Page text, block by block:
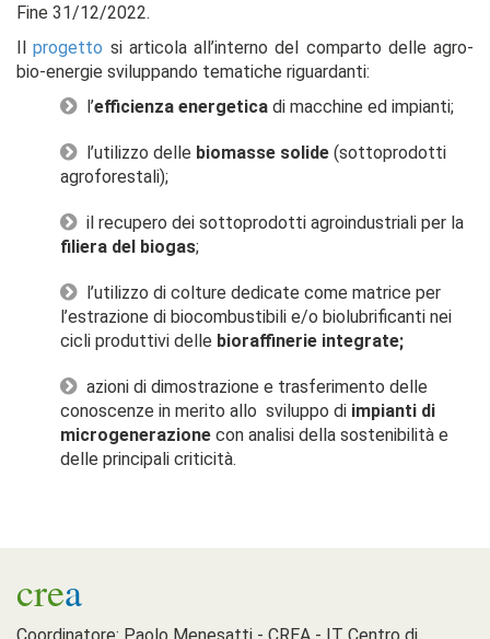
Fine 31/12/2022.
Ilprogetto si articola all’interno del comparto delle agro-
bio-energie sviluppando tematiche riguardanti:
l’efficienza energetica di macchine ed impianti;
l’utilizzo delle biomasse solide (sottoprodotti
agroforestali);
il recupero dei sottoprodotti agroindustriali per la
filiera del biogas;
l’utilizzo di colture dedicate come matrice per
l’estrazione di biocombustibili e/o biolubrificanti nei
cicli produttivi delle bioraffinerie integrate;
azioni di dimostrazione e trasferimento delle
conoscenze in merito allo sviluppo di impianti di
microgenerazione con analisi della sostenibilità e
delle principali criticità.
crea